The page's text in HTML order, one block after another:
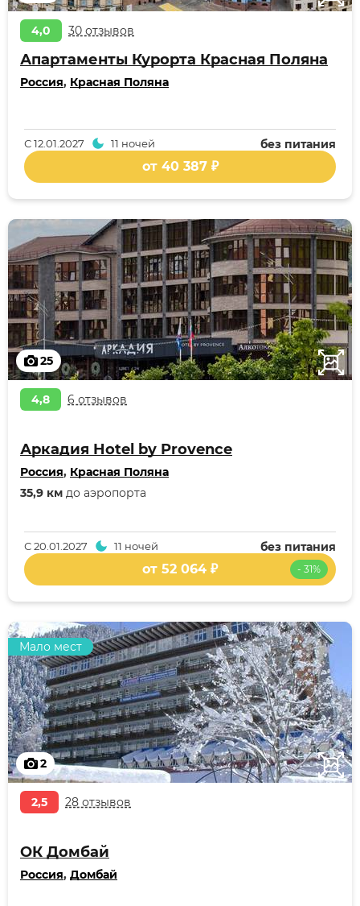
4,0 30 отзывов
Апартаменты Курорта Красная Поляна
Россия, Красная Поляна
без питания
С12.01.2027 11 ночей
от 40 387 ₽
25
4,8 6 отзывов
Аркадия Hotel by Provence
Россия, Красная Поляна
35,9 км до аэропорта
без питания
С20.01.2027 11 ночей
- 31%
от 52 064 ₽
2
Мало мест
2,5 28 отзывов
ОК Домбай
Россия, Домбай